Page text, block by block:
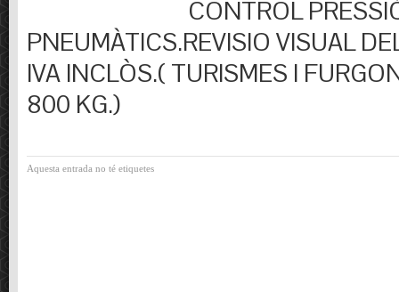
CONTROL
PNEUMÀTICS.REVISIO VISUAL
IVA INCLÒS.( TURISMES I
800 KG.)
Aquesta entrada no té etiquetes